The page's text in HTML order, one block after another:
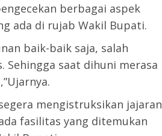
berbagai aspek
ada di rujab Wakil Bupati.
baik-baik saja, salah
saat dihuni merasa
mengistruksikan jajaran
fasilitas yang ditemukan